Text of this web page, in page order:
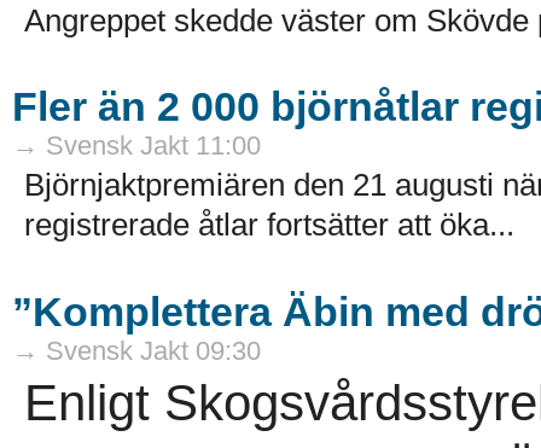
Angreppet skedde väster om Skövde
Fler än 2 000 björnåtlar
→ Svensk Jakt 11:00
Björnjaktpremiären den 21 augusti
registrerade åtlar fortsätter att öka...
”Komplettera Äbin med
→ Svensk Jakt 09:30
Enligt